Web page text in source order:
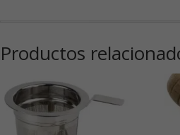
Productos